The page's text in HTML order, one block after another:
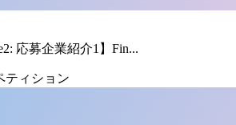
応募企業紹介1】Fin...
ティション